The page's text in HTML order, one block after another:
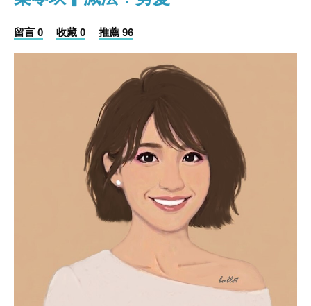
留言 0 收藏 0 推薦 96